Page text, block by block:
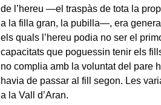
de l’hereu —el traspàs de tota la
a la filla gran, la pubilla—, era
els quals l’hereu podia no ser el
capacitats que poguessin tenir els
no complia amb la voluntat del pare
havia de passar al fill segon. Les
a la Vall d’Aran.